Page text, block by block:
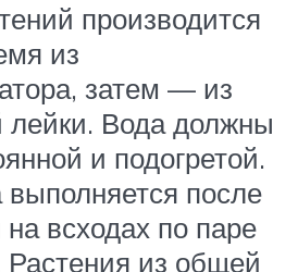
производится
из
затем — из
лейки. Вода должны
и подогретой.
выполняется после
всходах по паре
Растения из общей